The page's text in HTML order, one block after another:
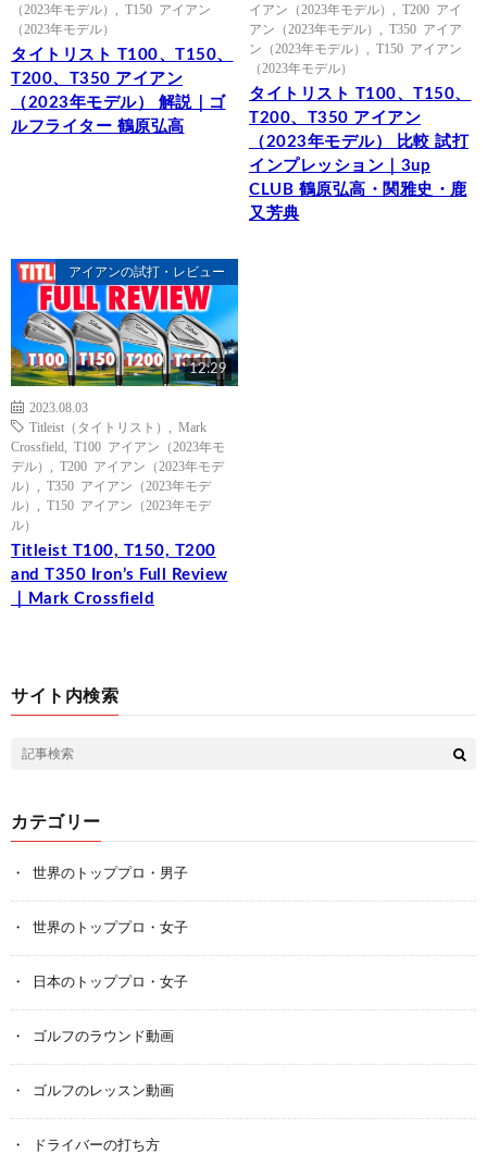
（2023年モデル）
T150 アイアン
（2023年モデル）
タイトリスト T100、T150、
T200、T350 アイアン
（2023年モデル） 解説｜ゴ
ルフライター 鶴原弘高
イアン（2023年モデル）
T200 アイ
アン（2023年モデル）
T350 アイア
ン（2023年モデル）
T150 アイアン
（2023年モデル）
タイトリスト T100、T150、
T200、T350 アイアン
（2023年モデル） 比較 試打
インプレッション｜3up
CLUB 鶴原弘高・関雅史・鹿
又芳典
アイアンの試打・レビュー
12:29
2023.08.03
Titleist（タイトリスト）
Mark
Crossfield
T100 アイアン（2023年モ
デル）
T200 アイアン（2023年モデ
ル）
T350 アイアン（2023年モデ
ル）
T150 アイアン（2023年モデ
ル）
Titleist T100, T150, T200
and T350 Iron’s Full Review
｜Mark Crossfield
サイト内検索
カテゴリー
世界のトッププロ・男子
世界のトッププロ・女子
日本のトッププロ・女子
ゴルフのラウンド動画
ゴルフのレッスン動画
ドライバーの打ち方